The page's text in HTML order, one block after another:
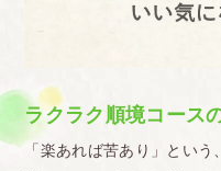
ラクラク順境コース
「楽あれば苦あり」という